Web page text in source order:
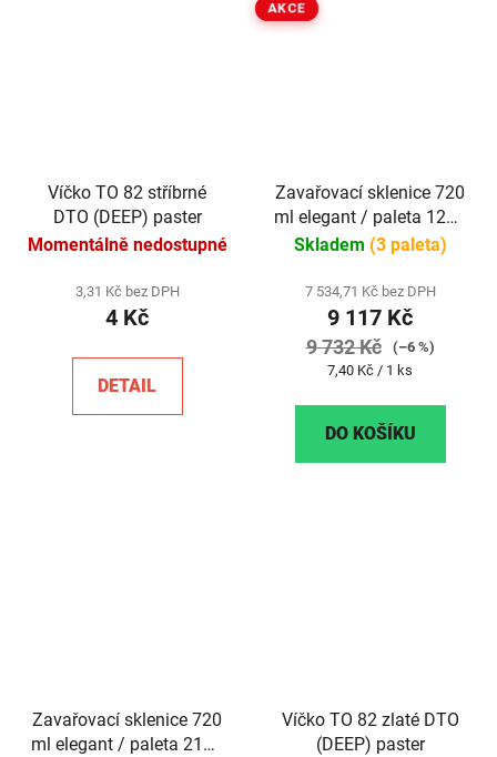
Víčko TO 82 stříbrné
DTO (DEEP) paster
Momentálně nedostupné
3,31 Kč bez DPH
4 Kč
DETAIL
AKCE
Zavařovací sklenice 720
ml elegant / paleta 1232
ks
Skladem (3 paleta)
7 534,71 Kč bez DPH
9 117 Kč
9 732 Kč
(–6 %)
Měrná
7,40 Kč / 1 ks
DO KOŠÍKU
Zavařovací sklenice 720
ml elegant / paleta 2112
Víčko TO 82 zlaté DTO
(DEEP) paster